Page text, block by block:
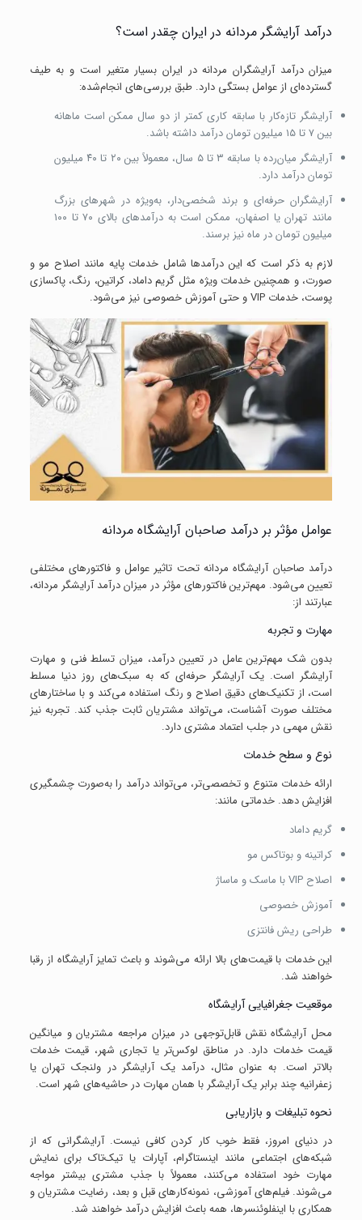
درآمد آرایشگر مردانه در ایران چقدر است؟
میزان درآمد آرایشگران مردانه در ایران بسیار متغیر است و به طیف
گسترده‌ای از عوامل بستگی دارد. طبق بررسی‌های انجام‌شده:
آرایشگر تازه‌کار با سابقه کاری کمتر از دو سال ممکن است ماهانه
بین ۷ تا ۱۵ میلیون تومان درآمد داشته باشد.
آرایشگر میان‌رده با سابقه ۳ تا ۵ سال، معمولاً بین ۲۰ تا ۴۰ میلیون
تومان درآمد دارد.
آرایشگران حرفه‌ای و برند شخصی‌دار، به‌ویژه در شهرهای بزرگ
مانند تهران یا اصفهان، ممکن است به درآمدهای بالای ۷۰ تا ۱۰۰
میلیون تومان در ماه نیز برسند.
لازم به ذکر است که این درآمدها شامل خدمات پایه مانند اصلاح مو و
صورت، و همچنین خدمات ویژه مثل گریم داماد، کراتین، رنگ، پاکسازی
پوست، خدمات VIP و حتی آموزش خصوصی نیز می‌شود.
عوامل مؤثر بر درآمد صاحبان آرایشگاه مردانه
درآمد صاحبان آرایشگاه مردانه تحت تاثیر عوامل و فاکتور‌های مختلفی
تعیین می‌شود. مهم‌ترین فاکتور‌های مؤثر در میزان درآمد آرایشگر مردانه،
عبارتند از:
مهارت و تجربه
بدون شک مهم‌ترین عامل در تعیین درآمد، میزان تسلط فنی و مهارت
آرایشگر است. یک آرایشگر حرفه‌ای که به سبک‌های روز دنیا مسلط
است، از تکنیک‌های دقیق اصلاح و رنگ استفاده می‌کند و با ساختارهای
مختلف صورت آشناست، می‌تواند مشتریان ثابت جذب کند. تجربه نیز
نقش مهمی در جلب اعتماد مشتری دارد.
نوع و سطح خدمات
ارائه خدمات متنوع و تخصصی‌تر، می‌تواند درآمد را به‌صورت چشمگیری
افزایش دهد. خدماتی مانند:
گریم داماد
کراتینه و بوتاکس مو
اصلاح VIP با ماسک و ماساژ
آموزش خصوصی
طراحی ریش فانتزی
این خدمات با قیمت‌های بالا ارائه می‌شوند و باعث تمایز آرایشگاه از رقبا
خواهند شد.
موقعیت جغرافیایی آرایشگاه
محل آرایشگاه نقش قابل‌توجهی در میزان مراجعه مشتریان و میانگین
قیمت خدمات دارد. در مناطق لوکس‌تر یا تجاری شهر، قیمت خدمات
بالاتر است. به عنوان مثال، درآمد یک آرایشگر در ولنجک تهران یا
زعفرانیه چند برابر یک آرایشگر با همان مهارت در حاشیه‌های شهر است.
نحوه تبلیغات و بازاریابی
در دنیای امروز، فقط خوب کار کردن کافی نیست. آرایشگرانی که از
شبکه‌های اجتماعی مانند اینستاگرام، آپارات یا تیک‌تاک برای نمایش
مهارت خود استفاده می‌کنند، معمولاً با جذب مشتری بیشتر مواجه
می‌شوند. فیلم‌های آموزشی، نمونه‌کارهای قبل و بعد، رضایت مشتریان و
همکاری با اینفلوئنسرها، همه باعث افزایش درآمد خواهند شد.